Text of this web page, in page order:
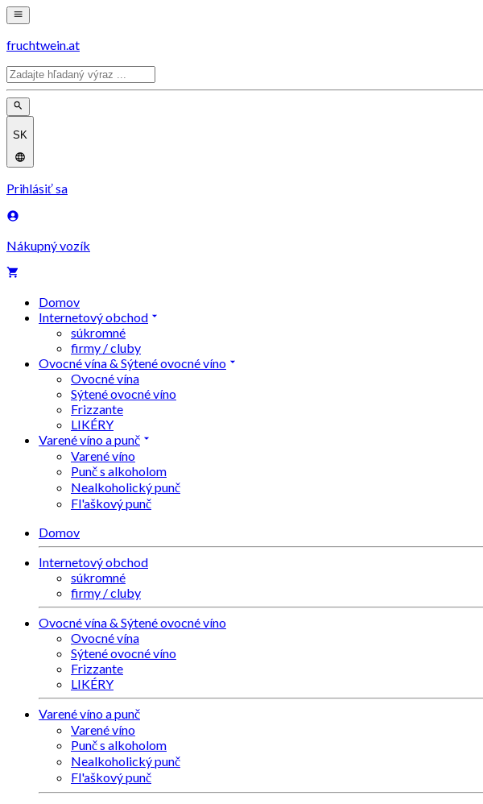
fruchtwein.at
SK
Prihlásiť sa
Nákupný vozík
Domov
Internetový obchod
súkromné
firmy / cluby
Ovocné vína & Sýtené ovocné víno
Ovocné vína
Sýtené ovocné víno
Frizzante
LIKÉRY
Varené víno a punč
Varené víno
Punč s alkoholom
Nealkoholický punč
Fl'aškový punč
Domov
Internetový obchod
súkromné
firmy / cluby
Ovocné vína & Sýtené ovocné víno
Ovocné vína
Sýtené ovocné víno
Frizzante
LIKÉRY
Varené víno a punč
Varené víno
Punč s alkoholom
Nealkoholický punč
Fl'aškový punč